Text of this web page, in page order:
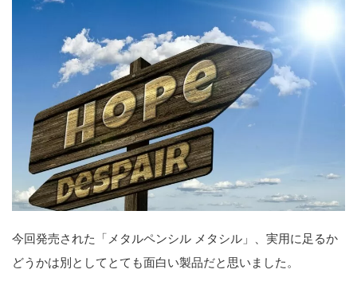
今回発売された「メタルペンシル メタシル」、実用に足るか
どうかは別としてとても面白い製品だと思いました。